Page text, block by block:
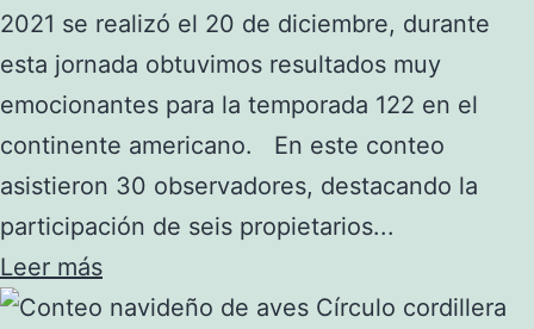
2021 se realizó el 20 de diciembre, durante
esta jornada obtuvimos resultados muy
emocionantes para la temporada 122 en el
continente americano. En este conteo
asistieron 30 observadores, destacando la
participación de seis propietarios...
Leer más